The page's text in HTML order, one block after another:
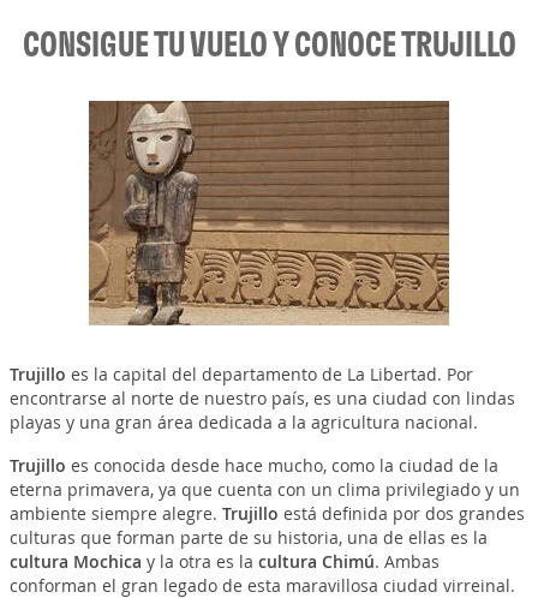
CONSIGUE TU VUELO Y CONOCE TRUJILLO
Trujillo es la capital del departamento de La Libertad. Por
encontrarse al norte de nuestro país, es una ciudad con lindas
playas y una gran área dedicada a la agricultura nacional.
Trujillo es conocida desde hace mucho, como la ciudad de la
eterna primavera, ya que cuenta con un clima privilegiado y un
ambiente siempre alegre. Trujillo está definida por dos grandes
culturas que forman parte de su historia, una de ellas es la
cultura Mochica y la otra es la cultura Chimú. Ambas
conforman el gran legado de esta maravillosa ciudad virreinal.